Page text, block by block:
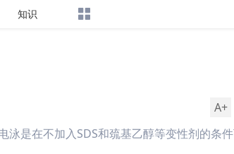
知识
A+
是在不加入SDS和巯基乙醇等变性剂的条件